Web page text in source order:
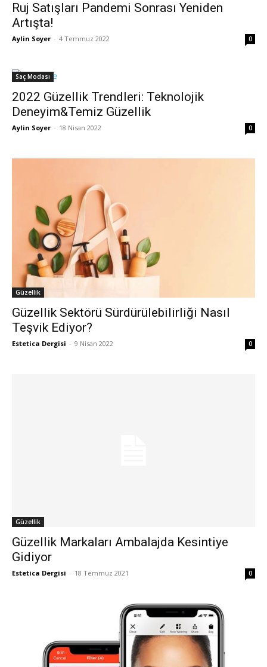
Ruj Satışları Pandemi Sonrası Yeniden
Artışta!
Aylin Soyer - 4 Temmuz 2022 0
Saç Modası
2022 Güzellik Trendleri: Teknolojik
Deneyim&Temiz Güzellik
Aylin Soyer - 18 Nisan 2022 0
Güzellik
Güzellik Sektörü Sürdürülebilirliği Nasıl
Teşvik Ediyor?
Estetica Dergisi - 9 Nisan 2022 0
Güzellik
Güzellik Markaları Ambalajda Kesintiye
Gidiyor
Estetica Dergisi - 18 Temmuz 2021 0